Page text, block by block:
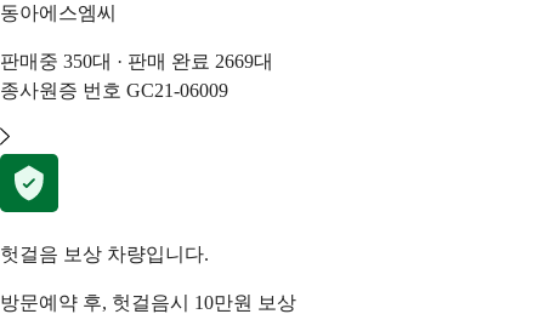
동아에스엠씨
판매중 350대 · 판매 완료 2669대
종사원증 번호 GC21-06009
헛걸음 보상 차량입니다.
방문예약 후, 헛걸음시 10만원 보상